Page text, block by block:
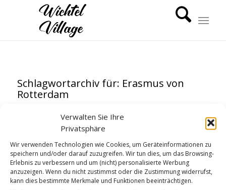
Verwalten Sie Ihre
Privatsphäre
Wir verwenden Technologien wie Cookies, um Geräteinformationen zu
speichern und/oder darauf zuzugreifen. Wir tun dies, um das Browsing-
Erlebnis zu verbessern und um (nicht) personalisierte Werbung
anzuzeigen. Wenn du nicht zustimmst oder die Zustimmung widerrufst,
kann dies bestimmte Merkmale und Funktionen beeinträchtigen.
Schlagwortarchiv für: Erasmus von
Rotterdam
Höhepunkt des Glücks
GUTEN MORGEN